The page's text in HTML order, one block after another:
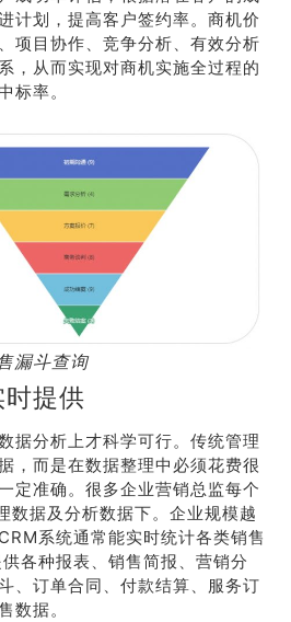
计划，提高客户签约率。商机价
项目协作、竞争分析、有效分析
，从而实现对商机实施全过程的
标率。
漏斗查询
提供
据分析上才科学可行。传统管理
，而是在数据整理中必须花费很
定准确。很多企业营销总监每个
数据及分析数据下。企业规模越
系统通常能实时统计各类销售
各种报表、销售简报、营销分
、订单合同、付款结算、服务订
数据。